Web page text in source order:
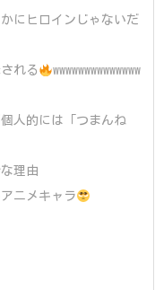
にヒロインじゃないだ
れる
wwwwwwwwwwwwww
人的には「つまんね
理由
ニメキャラ